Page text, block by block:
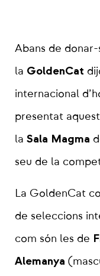
Abans de
la GoldenCat
internacional
presentat
la Sala Magma
seu de la
La GoldenCat
de seleccions
com són les de
Alemanya